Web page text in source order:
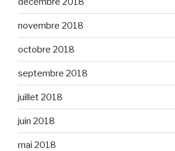
novembre 2018
octobre 2018
septembre 2018
juillet 2018
juin 2018
mai 2018